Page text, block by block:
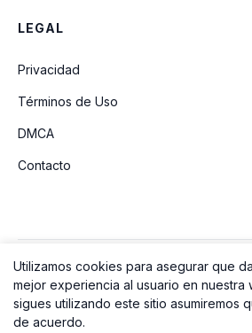
LEGAL
Privacidad
Términos de Uso
DMCA
Contacto
© 2026 Ouvir Música. Todos los
Hecho con
Utilizamos cookies para asegurar que
mejor experiencia al usuario en nuestra
sigues utilizando este sitio asumiremos
de acuerdo.